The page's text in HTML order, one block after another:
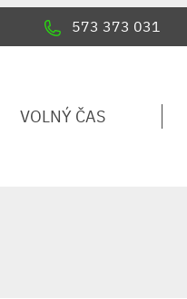
573 373 031
VOLNÝ ČAS